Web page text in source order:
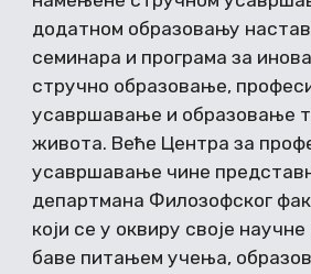
додатном образовању
семинара и програма за
стручно образовање,
усавршавање и образовање
живота. Веће Центра за
усавршавање чине
департмана Филозофског
који се у оквиру своје
баве питањем учења,